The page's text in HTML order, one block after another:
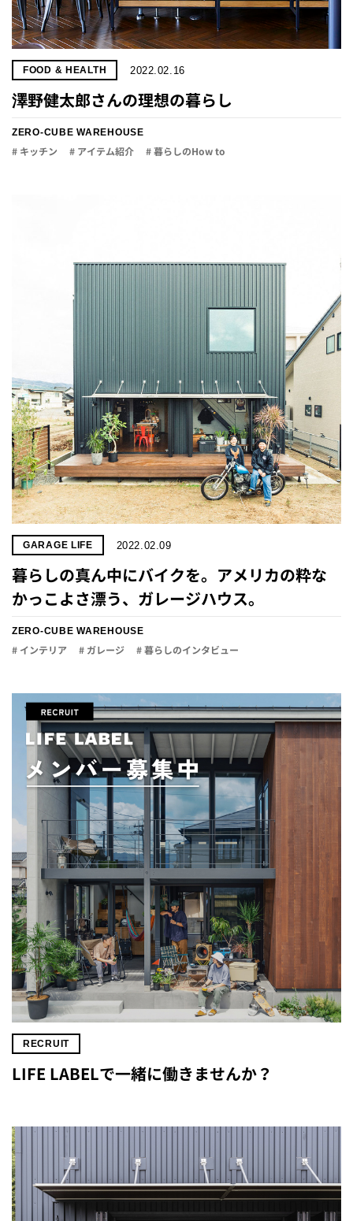
FOOD & HEALTH 2022.02.16
澤野健太郎さんの理想の暮らし
ZERO-CUBE WAREHOUSE
# キッチン # アイテム紹介 # 暮らしのHow to
GARAGE LIFE 2022.02.09
暮らしの真ん中にバイクを。アメリカの粋な
かっこよさ漂う、ガレージハウス。
ZERO-CUBE WAREHOUSE
# インテリア # ガレージ # 暮らしのインタビュー
RECRUIT
LIFE LABELで一緒に働きませんか？